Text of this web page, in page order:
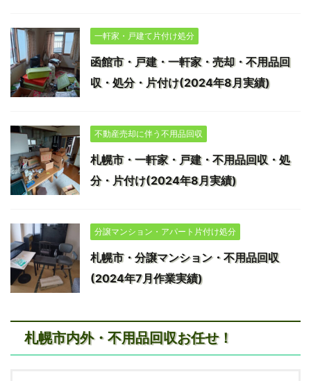
一軒家・戸建て片付け処分
函館市・戸建・一軒家・売却・不用品回
収・処分・片付け(2024年8月実績)
不動産売却に伴う不用品回収
札幌市・一軒家・戸建・不用品回収・処
分・片付け(2024年8月実績)
分譲マンション・アパート片付け処分
札幌市・分譲マンション・不用品回収
(2024年7月作業実績)
札幌市内外・不用品回収お任せ！